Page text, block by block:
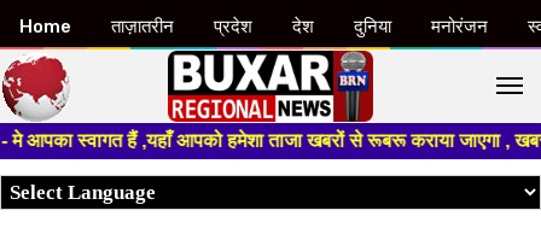
हैं ,यहाँ आपको हमेशा ताजा खबरों से रूबरू कराया जाएगा , खबर ओर
Home ताज़ातरीन प्रदेश देश दुनिया मनोरंजन